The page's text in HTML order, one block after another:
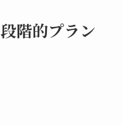
階的プラン